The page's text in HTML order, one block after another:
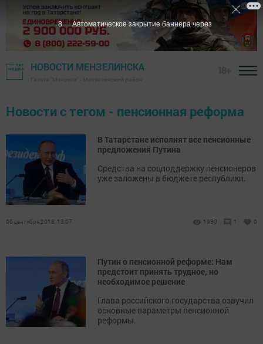
НОВОСТИ МЕНЗЕЛИНСКА
Новости с тегом - пенсионная реформа
В Татарстане исполнят все пенсионные
предложения Путина
Средства на соцподдержку пенсионеров
уже заложены в бюджете республики.
06 сентября 2018, 13:07 1980 1 0
Путин о пенсионной реформе: Нам
предстоит принять трудное, но
необходимое решение
Глава российского государства озвучил
основные параметры пенсионной
реформы.
7 Автоматическое закрытие баннера через